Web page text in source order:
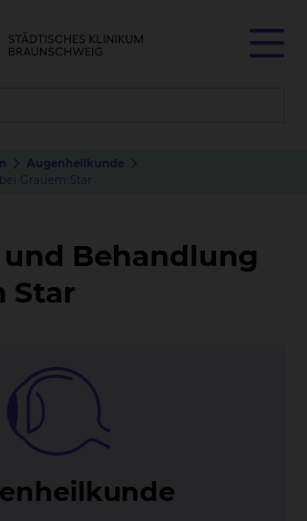
Augenheilkunde
Grauem Star
Behandlung
Star